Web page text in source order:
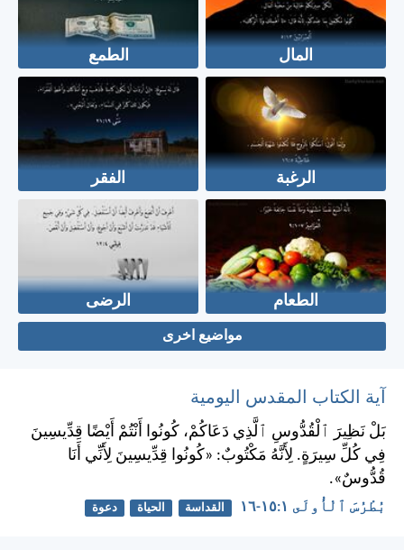
المال الطمع
الرغبة الفقر
الطعام الرضى
مواضيع اخرى
آية الكتاب المقدس اليومية
بَلْ نَظِيرَ ٱلْقُدُّوسِ ٱلَّذِي دَعَاكُمْ، كُونُوا أَنْتُمْ أَيْضًا قِدِّيسِينَ
فِي كُلِّ سِيرَةٍ. لِأَنَّهُ مَكْتُوبٌ: «كُونُوا قِدِّيسِينَ لِأَنِّي أَنَا
قُدُّوسٌ».
بُطْرُسَ ٱلْأُولَى ١:‏١٥-‏١٦ القداسة الحياة دعوة